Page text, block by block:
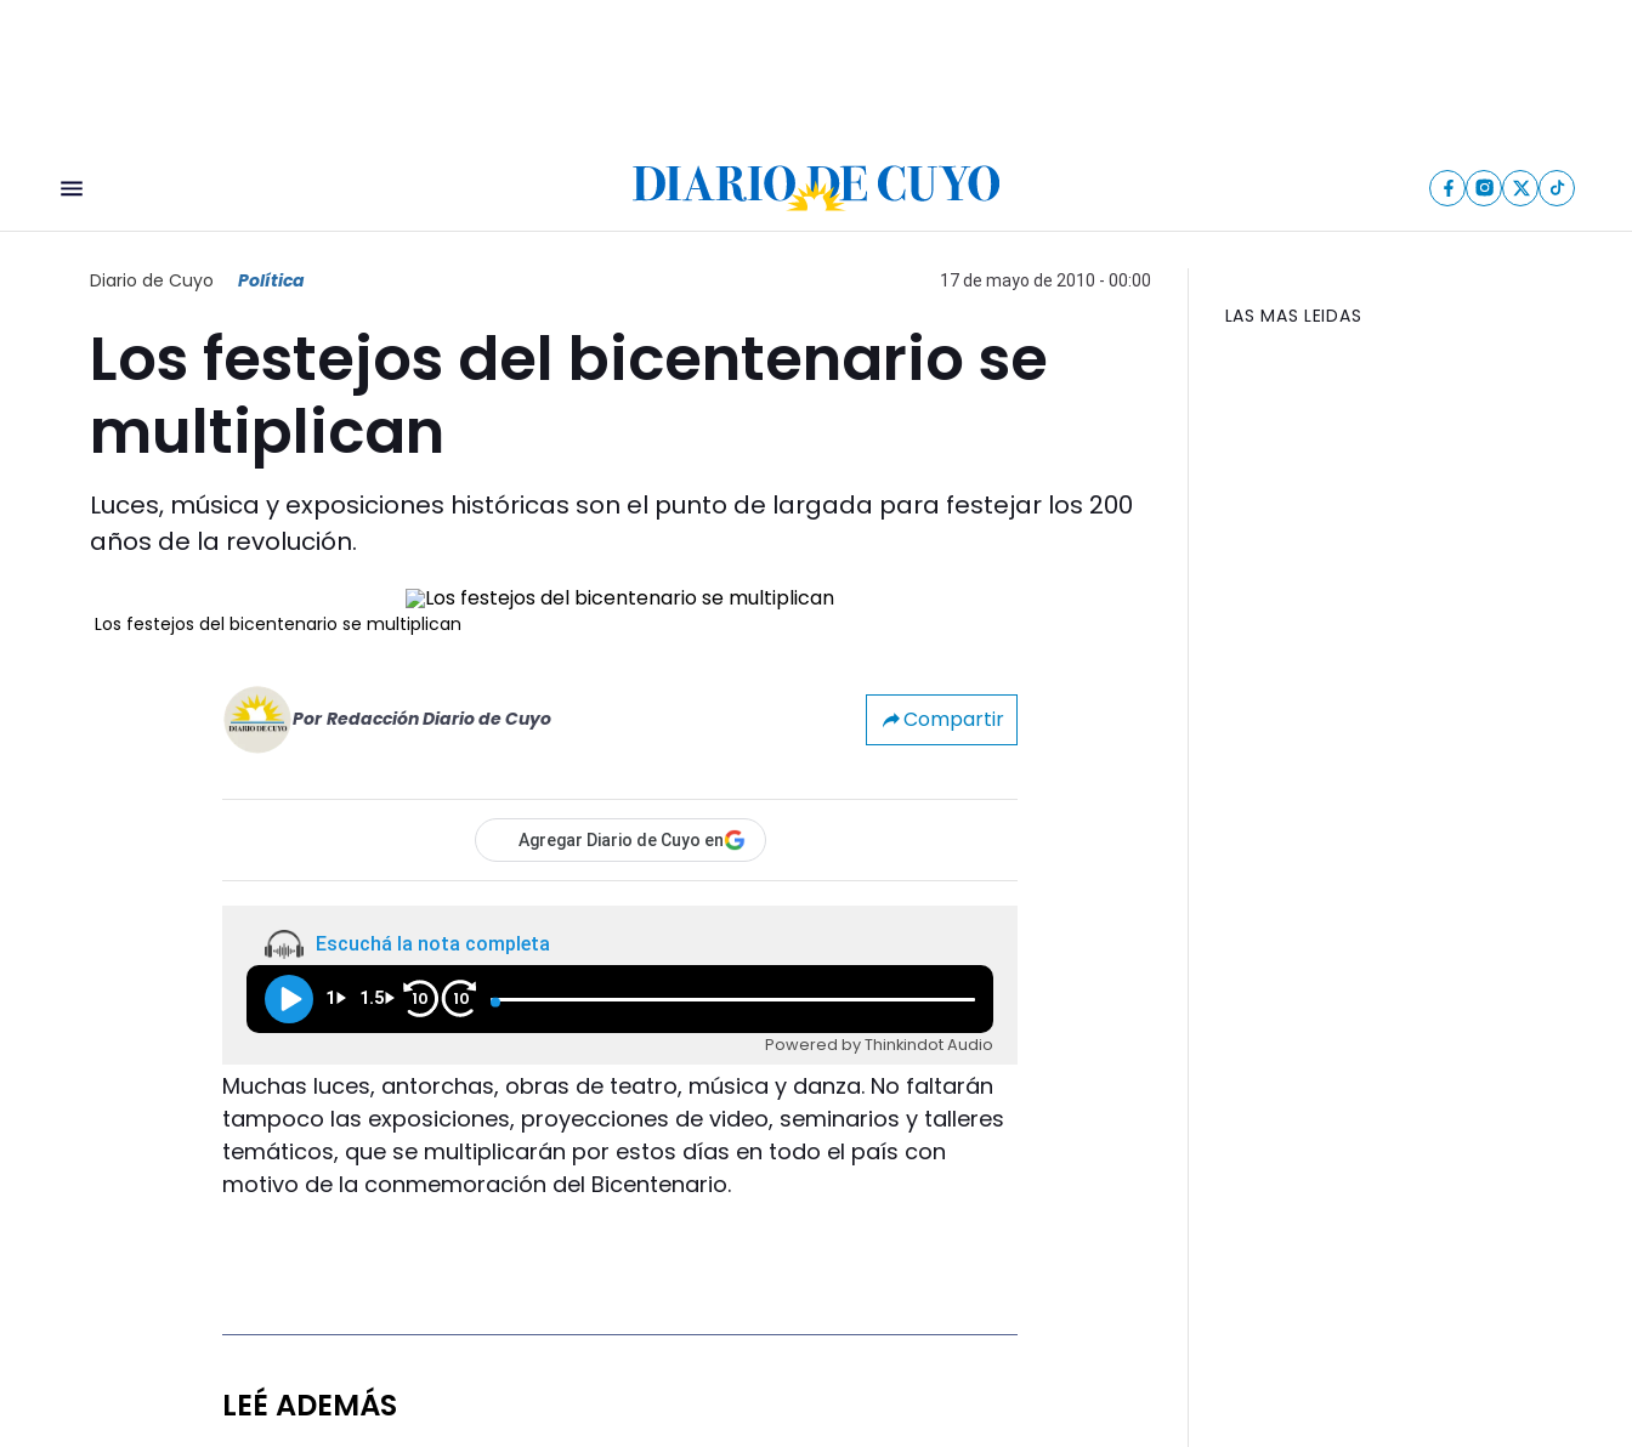
Diario de Cuyo Política 17 de mayo de 2010 - 00:00
Los festejos del bicentenario se
multiplican
Luces, música y exposiciones históricas son el punto de largada para festejar los 200
años de la revolución.
Los festejos del bicentenario se multiplican
Por Redacción Diario de Cuyo Compartir
Agregar Diario de Cuyo en
Escuchá la nota completa
1 1.5 10 10
Powered by Thinkindot Audio
Muchas luces, antorchas, obras de teatro, música y danza. No faltarán
tampoco las exposiciones, proyecciones de video, seminarios y talleres
temáticos, que se multiplicarán por estos días en todo el país con
motivo de la conmemoración del Bicentenario.
LEÉ ADEMÁS
LAS MAS LEIDAS